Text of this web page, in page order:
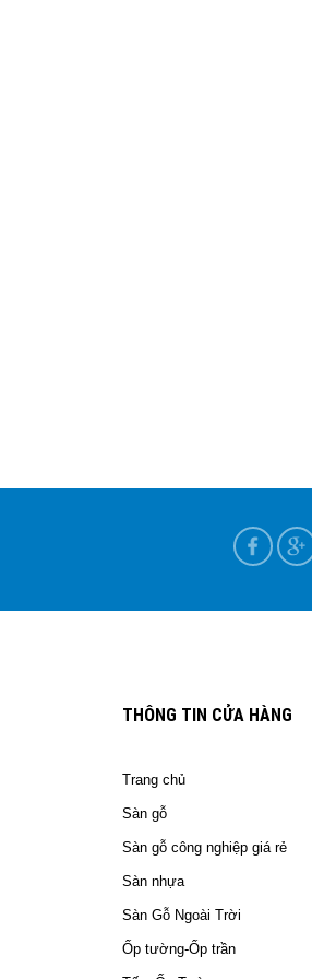
THÔNG TIN CỬA HÀNG
Trang chủ
Sàn gỗ
Sàn gỗ công nghiệp giá rẻ
Sàn nhựa
Sàn Gỗ Ngoài Trời
Ốp tường-Ốp trần